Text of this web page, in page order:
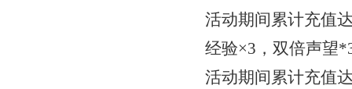
活动期间累计充值
经验×3，双倍声望
活动期间累计充值